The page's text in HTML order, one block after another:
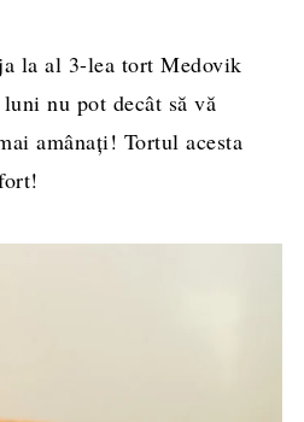
la al 3-lea tort Medovik
nu pot decât să vă
amânați! Tortul acesta